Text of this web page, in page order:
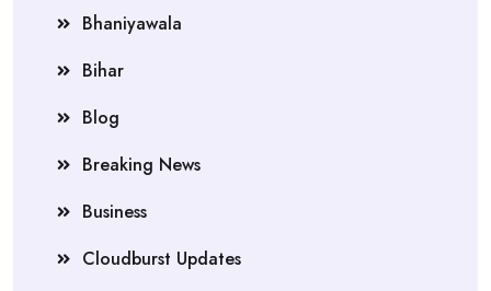
Bhaniyawala
Bihar
Blog
Breaking News
Business
Cloudburst Updates